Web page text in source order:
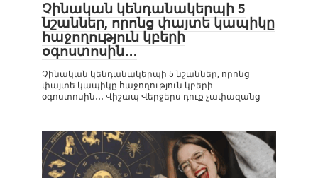
Չինական կենդանակերպի 5
նշաններ, որոնց փայտե կապիկը
հաջողություն կբերի
օգոստոսին․․․
Չինական կենդանակերպի 5 նշաններ, որոնց
փայտե կապիկը հաջողություն կբերի
օգոստոսին․․․ Վիշապ Վերջերս դուք չափազանց